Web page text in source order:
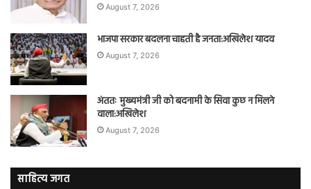
August 7, 2026
भाजपा सरकार बदलना चाहती है जनता:अखिलेश यादव
August 7, 2026
अंततः मुख्यमंत्री जी को बदनामी के सिवा कुछ न मिलने
वाला:अखिलेश
August 7, 2026
साहित्य जगत